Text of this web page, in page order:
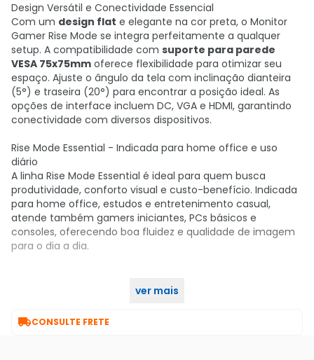
Design Versátil e Conectividade Essencial
Com um design flat e elegante na cor preta, o Monitor
Gamer Rise Mode se integra perfeitamente a qualquer
setup. A compatibilidade com suporte para parede
VESA 75x75mm oferece flexibilidade para otimizar seu
espaço. Ajuste o ângulo da tela com inclinação dianteira
(5°) e traseira (20°) para encontrar a posição ideal. As
opções de interface incluem DC, VGA e HDMI, garantindo
conectividade com diversos dispositivos.
Rise Mode Essential - Indicada para home office e uso
diário
A linha Rise Mode Essential é ideal para quem busca
produtividade, conforto visual e custo-benefício. Indicada
para home office, estudos e entretenimento casual,
atende também gamers iniciantes, PCs básicos e
consoles, oferecendo boa fluidez e qualidade de imagem
para o dia a dia.
Transforme seu setup hoje! Compre agora, no KaBuM!
ver mais
CONSULTE FRETE